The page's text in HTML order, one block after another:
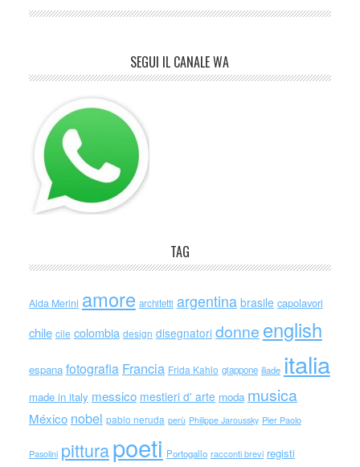
SEGUI IL CANALE WA
TAG
Alda Merini amore architetti argentina brasile capolavori
chile cile colombia design disegnatori donne english
espana fotografia Francia Frida Kahlo giappone iliade italia
made in italy messico mestieri d' arte moda musica
México nobel pablo neruda perù Philippe Jaroussky Pier Paolo
Pasolini pitturapoeti Portogallo racconti brevi registi